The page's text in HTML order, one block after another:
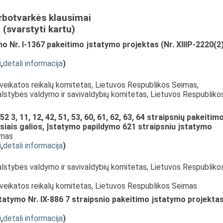
klausimai
(svarstyti kartu)
Nr. I-1367 pakeitimo įstatymo projektas (Nr. XIIIP-
,detali informacija)
reikalų komitetas, Lietuvos Respublikos Seimas,
valdymo ir savivaldybių komitetas, Lietuvos
3, 11, 12, 42, 51, 53, 60, 61, 62, 63, 64 straipsnių
galios, Įstatymo papildymo 621 straipsniu įstatymo
,detali informacija)
valdymo ir savivaldybių komitetas, Lietuvos
reikalų komitetas, Lietuvos Respublikos Seimas
Nr. IX-886 7 straipsnio pakeitimo įstatymo
,detali informacija)